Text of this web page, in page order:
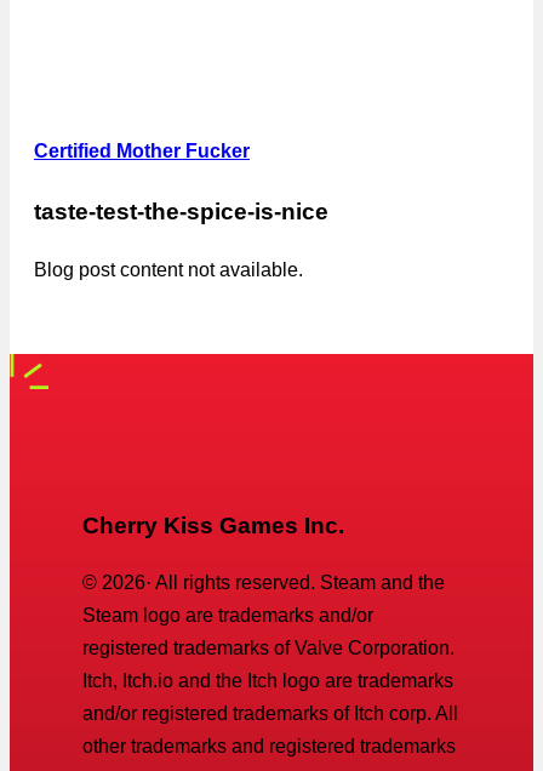
Certified Mother Fucker
taste-test-the-spice-is-nice
Blog post content not available.
Cherry Kiss Games Inc.
© 2026· All rights reserved. Steam and the
Steam logo are trademarks and/or
registered trademarks of Valve Corporation.
Itch, Itch.io and the Itch logo are trademarks
and/or registered trademarks of Itch corp. All
other trademarks and registered trademarks